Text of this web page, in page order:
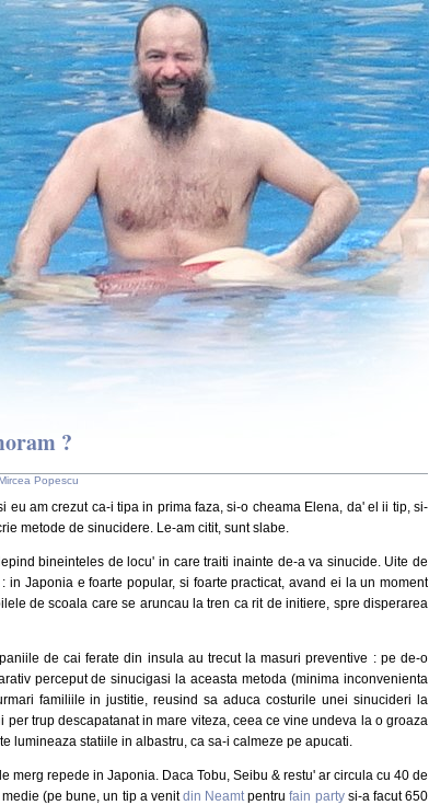
?
Popescu
eu am crezut ca-i tipa in prima faza, si-o cheama Elena, da' el ii tip, si-
metode de sinucidere. Le-am citit, sunt slabe.
bineinteles de locu' in care traiti inainte de-a va sinucide. Uite de
in Japonia e foarte popular, si foarte practicat, avand ei la un moment
de scoala care se aruncau la tren ca rit de initiere, spre disperarea
de cai ferate din insula au trecut la masuri preventive : pe de-o
perceput de sinucigasi la aceasta metoda (minima inconvenienta
familiile in justitie, reusind sa aduca costurile unei sinucideri la
trup descapatanat in mare viteza, ceea ce vine undeva la o groaza
lumineaza statiile in albastru, ca sa-i calmeze pe apucati.
merg repede in Japonia. Daca Tobu, Seibu & restu' ar circula cu 40 de
(pe bune, un tip a venitdin Neamt pentrufain partysi-a facut 650